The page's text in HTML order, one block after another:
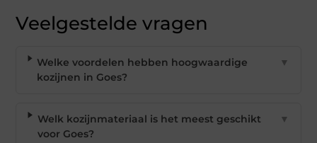
Veelgestelde vragen
Welke voordelen hebben hoogwaardige
kozijnen in Goes?
▼
Welk kozijnmateriaal is het meest geschikt
voor Goes?
▼